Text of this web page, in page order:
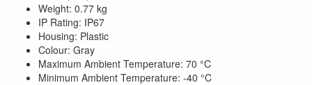
Weight: 0.77 kg
IP Rating: IP67
Housing: Plastic
Colour: Gray
Maximum Ambient Temperature: 70 °C
Minimum Ambient Temperature: -40 °C